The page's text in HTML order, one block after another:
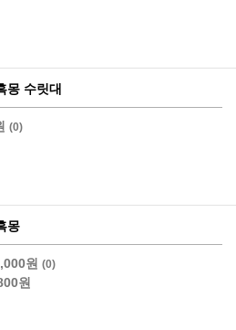
몽 수릿대
(0)
몽
원 (0)
원